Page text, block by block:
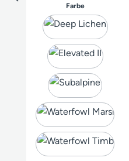
Farbeauswählen